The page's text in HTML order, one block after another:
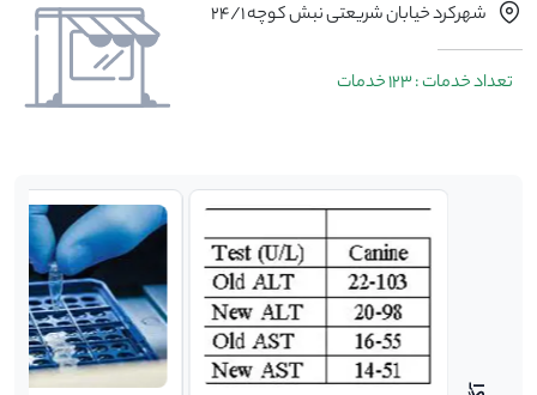
شهرکرد خیابان شریعتی نبش کوچه 24/1
تعداد خدمات : 123 خدمات